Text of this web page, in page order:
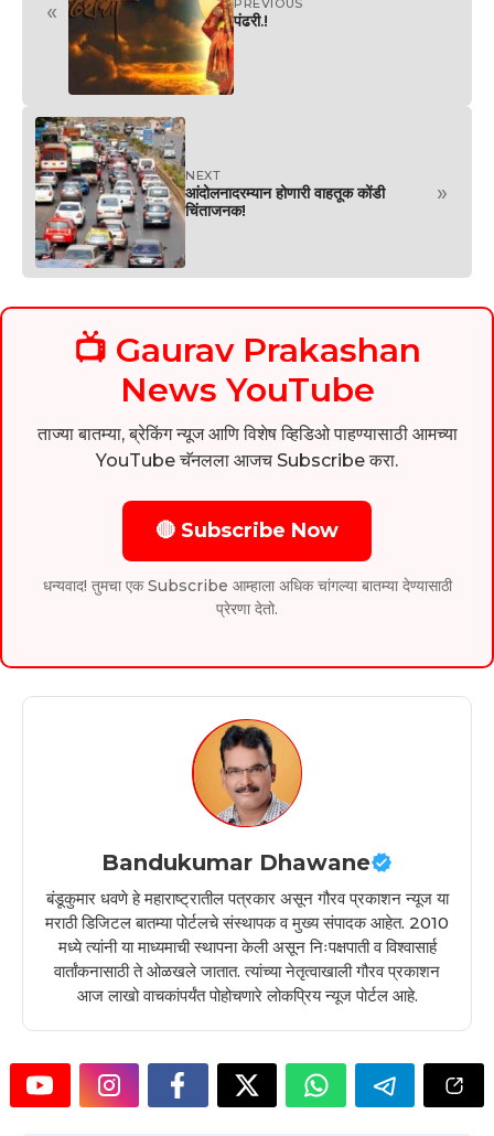
« PREVIOUS
पंढरी.!
NEXT
आंदोलनादरम्यान होणारी वाहतूक कोंडी
चिंताजनक!
»
📺 Gaurav Prakashan
News YouTube
ताज्या बातम्या, ब्रेकिंग न्यूज आणि विशेष व्हिडिओ पाहण्यासाठी आमच्या
YouTube चॅनलला आजच Subscribe करा.
🔴 Subscribe Now
धन्यवाद! तुमचा एक Subscribe आम्हाला अधिक चांगल्या बातम्या देण्यासाठी
प्रेरणा देतो.
Bandukumar Dhawane
बंडूकुमार धवणे हे महाराष्ट्रातील पत्रकार असून गौरव प्रकाशन न्यूज या
मराठी डिजिटल बातम्या पोर्टलचे संस्थापक व मुख्य संपादक आहेत. 2010
मध्ये त्यांनी या माध्यमाची स्थापना केली असून निःपक्षपाती व विश्वासार्ह
वार्तांकनासाठी ते ओळखले जातात. त्यांच्या नेतृत्वाखाली गौरव प्रकाशन
आज लाखो वाचकांपर्यंत पोहोचणारे लोकप्रिय न्यूज पोर्टल आहे.